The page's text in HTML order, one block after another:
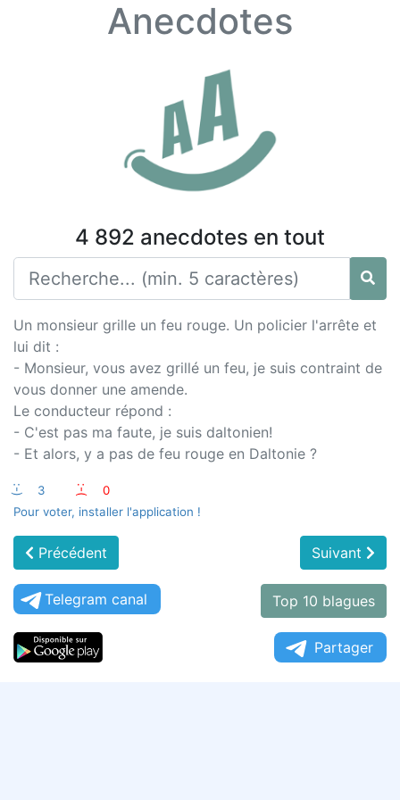
Anecdotes
4 892 anecdotes en tout
Un monsieur grille un feu rouge. Un policier l'arrête et
lui dit :
- Monsieur, vous avez grillé un feu, je suis contraint de
vous donner une amende.
Le conducteur répond :
- C'est pas ma faute, je suis daltonien!
- Et alors, y a pas de feu rouge en Daltonie ?
:-) 3 :-(
0
Pour voter, installer l'application !
Précédent Suivant
Telegram canal Top 10 blagues
Partager